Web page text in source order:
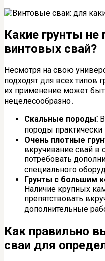
Какие грунты не
винтовых свай?
Несмотря на свою
подходят для всех типов
их применение может
нецелесообразно․
Скальные породы⁚
породы
Очень плотные
вкручивание свай в
потребовать
специального
Грунты с большим
Наличие крупных
препятствовать
дополнительные
Как правильно
сваи для